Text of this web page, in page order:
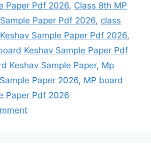
Paper Pdf 2026, Class 8th MP
Paper Pdf 2026, class
Sample Paper Pdf 2026,
Keshav Sample Paper Pdf
Keshav Sample Paper, Mp
Paper 2026, MP board
Paper Pdf 2026